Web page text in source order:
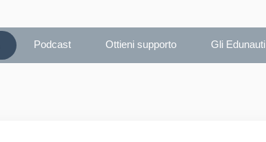
Podcast Ottieni supporto Gli Edunauti